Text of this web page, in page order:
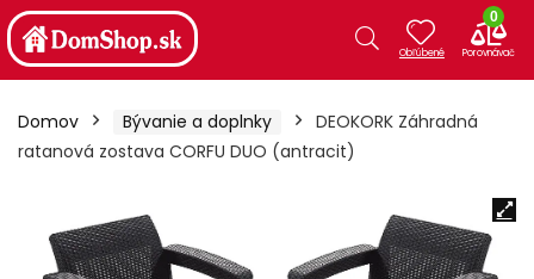
0
Domov Bývanie a doplnky
DEOKORK Záhradná
ratanová zostava CORFU DUO (antracit)